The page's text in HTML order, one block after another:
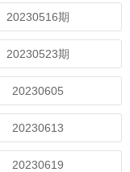
20230516期
20230523期
20230605
20230613
20230619